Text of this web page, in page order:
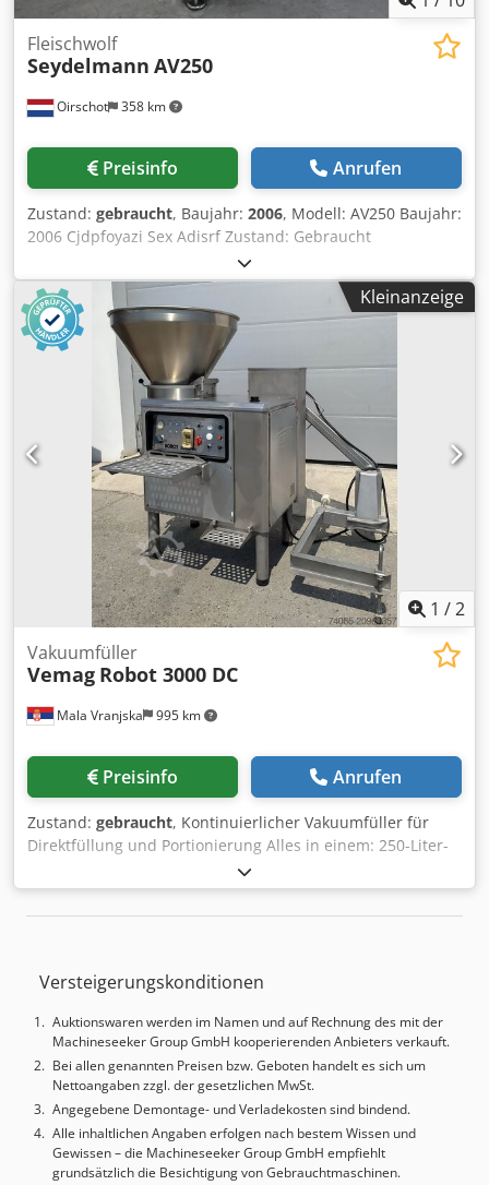
Oirschot 358 km
Fleischwolf
Seydelmann AV250
Preisinfo Anrufen
Zustand: gebraucht, Baujahr: 2006, Modell: AV250 Baujahr:
2006 Cjdpfoyazi Sex Adisrf Zustand: Gebraucht
Seriennummer: 06089-1 Lagerbestandnummer: 2914
Durchmesser Lochscheibe: 250 mm Trichter: 800 Liter
Leistung: 3 x 400V, 50Hz, 78kW Abmessungen: 1650 x 1700
x 2400 mm Gewicht: 1750 kg 3 Geschwindigkeiten an der
Zuführschnecke, 2 Geschwindigkeiten an der
Arbeitsschnecke
Kleinanzeige
1 /2
Mala Vranjska 995 km
Vakuumfüller
Vemag Robot 3000 DC
Preisinfo Anrufen
Zustand: gebraucht, Kontinuierlicher Vakuumfüller für
Direktfüllung und Portionierung Alles in einem: 250-Liter-
Trichter mit Gegenarm und verstärktem Schaber,
Kippvorrichtung und Trichterverriegelung Trichtereinlauf:
100 mm Durchmesser Integrierte Vakuumpumpe Credjx U
cm: 200 x 120 x 200
Versteigerungskonditionen
Auktionswaren werden im Namen und auf Rechnung des mit der
Machineseeker Group GmbH kooperierenden Anbieters verkauft.
Bei allen genannten Preisen bzw. Geboten handelt es sich um
Nettoangaben zzgl. der gesetzlichen MwSt.
Angegebene Demontage- und Verladekosten sind bindend.
Alle inhaltlichen Angaben erfolgen nach bestem Wissen und
Gewissen – die Machineseeker Group GmbH empfiehlt
grundsätzlich die Besichtigung von Gebrauchtmaschinen.